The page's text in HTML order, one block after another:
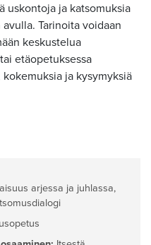
uskontoja ja katsomuksia
Tarinoita voidaan
keskustelua
etäopetuksessa
ja kysymyksiä
arjessa ja juhlassa,